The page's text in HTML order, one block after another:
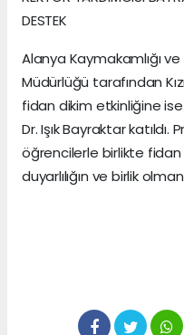
DESTEK
Alanya Kaymakamlığı
Müdürlüğü tarafından
fidan dikim etkinliğine ise
Dr. Işık Bayraktar
öğrencilerle birlikte
duyarlılığın ve birlik